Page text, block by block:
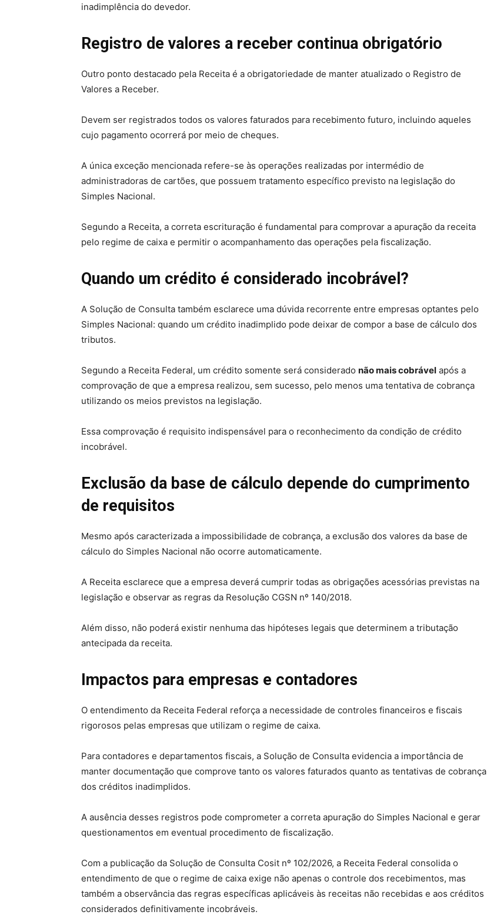
inadimplência do devedor.
Registro de valores a receber continua obrigatório
Outro ponto destacado pela Receita é a obrigatoriedade de manter atualizado o Registro de
Valores a Receber.
Devem ser registrados todos os valores faturados para recebimento futuro, incluindo aqueles
cujo pagamento ocorrerá por meio de cheques.
A única exceção mencionada refere-se às operações realizadas por intermédio de
administradoras de cartões, que possuem tratamento específico previsto na legislação do
Simples Nacional.
Segundo a Receita, a correta escrituração é fundamental para comprovar a apuração da receita
pelo regime de caixa e permitir o acompanhamento das operações pela fiscalização.
Quando um crédito é considerado incobrável?
A Solução de Consulta também esclarece uma dúvida recorrente entre empresas optantes pelo
Simples Nacional: quando um crédito inadimplido pode deixar de compor a base de cálculo dos
tributos.
Segundo a Receita Federal, um crédito somente será considerado não mais cobrável após a
comprovação de que a empresa realizou, sem sucesso, pelo menos uma tentativa de cobrança
utilizando os meios previstos na legislação.
Essa comprovação é requisito indispensável para o reconhecimento da condição de crédito
incobrável.
Exclusão da base de cálculo depende do cumprimento
de requisitos
Mesmo após caracterizada a impossibilidade de cobrança, a exclusão dos valores da base de
cálculo do Simples Nacional não ocorre automaticamente.
A Receita esclarece que a empresa deverá cumprir todas as obrigações acessórias previstas na
legislação e observar as regras da Resolução CGSN nº 140/2018.
Além disso, não poderá existir nenhuma das hipóteses legais que determinem a tributação
antecipada da receita.
Impactos para empresas e contadores
O entendimento da Receita Federal reforça a necessidade de controles financeiros e fiscais
rigorosos pelas empresas que utilizam o regime de caixa.
Para contadores e departamentos fiscais, a Solução de Consulta evidencia a importância de
manter documentação que comprove tanto os valores faturados quanto as tentativas de cobrança
dos créditos inadimplidos.
A ausência desses registros pode comprometer a correta apuração do Simples Nacional e gerar
questionamentos em eventual procedimento de fiscalização.
Com a publicação da Solução de Consulta Cosit nº 102/2026, a Receita Federal consolida o
entendimento de que o regime de caixa exige não apenas o controle dos recebimentos, mas
também a observância das regras específicas aplicáveis às receitas não recebidas e aos créditos
considerados definitivamente incobráveis.